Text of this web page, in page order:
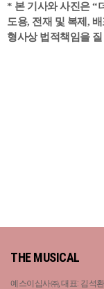
* 본 기사와 사진은 “
도용, 전재 및 복제,
형사상 법적책임을
THE MUSICAL
예스이십사㈜, 대표: 김석환